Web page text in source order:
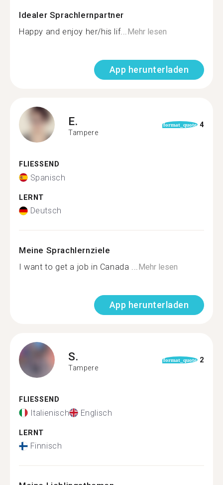
Idealer Sprachlernpartner
Happy and enjoy her/his lif...Mehr lesen
App herunterladen
E.
Tampere
format_quote 4
FLIESSEND
Spanisch
LERNT
Deutsch
Meine Sprachlernziele
I want to get a job in Canada ...Mehr lesen
App herunterladen
S.
Tampere
format_quote 2
FLIESSEND
Italienisch Englisch
LERNT
Finnisch